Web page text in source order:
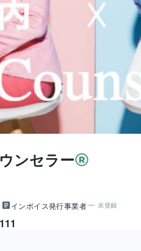
ンセラー
インボイス発行事業者 未登録